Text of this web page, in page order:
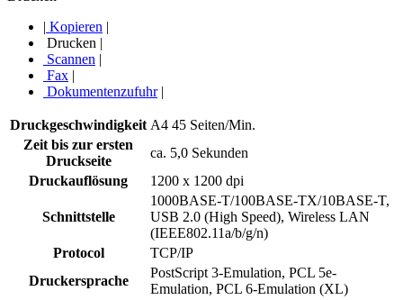
| Kopieren |
Drucken |
Scannen |
Fax |
Dokumentenzufuhr|
Druckgeschwindigkeit A4 45 Seiten/Min.
Zeit bis zur ersten
Druckseite
ca. 5,0 Sekunden
Druckauflösung
1200 x 1200 dpi
Schnittstelle
1000BASE-T/100BASE-TX/10BASE-T,
USB 2.0 (High Speed), Wireless LAN
(IEEE802.11a/b/g/n)
Protocol
TCP/IP
Druckersprache
PostScript 3-Emulation, PCL 5e-
Emulation, PCL 6-Emulation (XL)